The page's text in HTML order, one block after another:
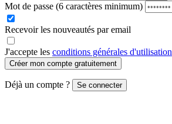
Mot de passe (6 caractères minimum)
Recevoir les nouveautés par email
J'accepte les conditions générales d'utilisation
Créer mon compte gratuitement
Déjà un compte ? Se connecter